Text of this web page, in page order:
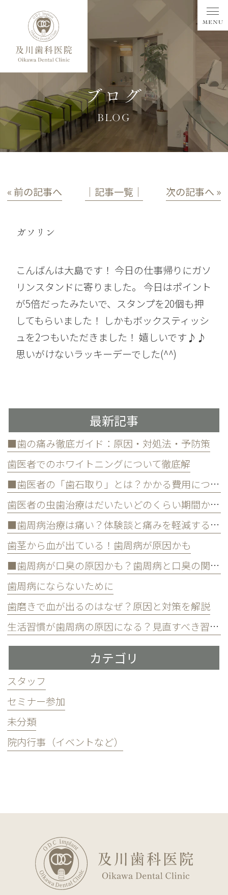
ブログ
BLOG
« 前の記事へ │記事一覧│ 次の記事へ »
ガソリン
こんばんは大島です！ 今日の仕事帰りにガソ
リンスタンドに寄りました。 今日はポイント
が5倍だったみたいで、スタンプを20個も押
してもらいました！ しかもボックスティッシ
ュを2つもいただきました！ 嬉しいです♪♪
思いがけないラッキーデーでした(^^)
最新記事
■歯の痛み徹底ガイド：原因・対処法・予防策
歯医者でのホワイトニングについて徹底解
■歯医者の「歯石取り」とは？かかる費用について
歯医者の虫歯治療はだいたいどのくらい期間かかる？
■歯周病治療は痛い？体験談と痛みを軽減する方法
歯茎から血が出ている！歯周病が原因かも
■歯周病が口臭の原因かも？歯周病と口臭の関係について
歯周病にならないために
歯磨きで血が出るのはなぜ？原因と対策を解説
生活習慣が歯周病の原因になる？見直すべき習慣とは？
カテゴリ
スタッフ
セミナー参加
未分類
院内行事（イベントなど）